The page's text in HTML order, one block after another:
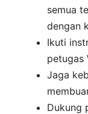
semua
dengan
Ikuti
petugas
Jaga
Dukung